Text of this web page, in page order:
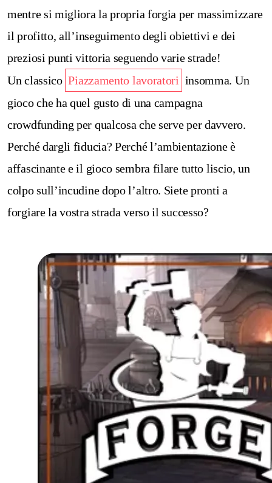
mentre si migliora la propria forgia per massimizzare
il profitto, all’inseguimento degli obiettivi e dei
preziosi punti vittoria seguendo varie strade!
Un classico Piazzamento lavoratori insomma. Un
gioco che ha quel gusto di una campagna
crowdfunding per qualcosa che serve per davvero.
Perché dargli fiducia? Perché l’ambientazione è
affascinante e il gioco sembra filare tutto liscio, un
colpo sull’incudine dopo l’altro. Siete pronti a
forgiare la vostra strada verso il successo?